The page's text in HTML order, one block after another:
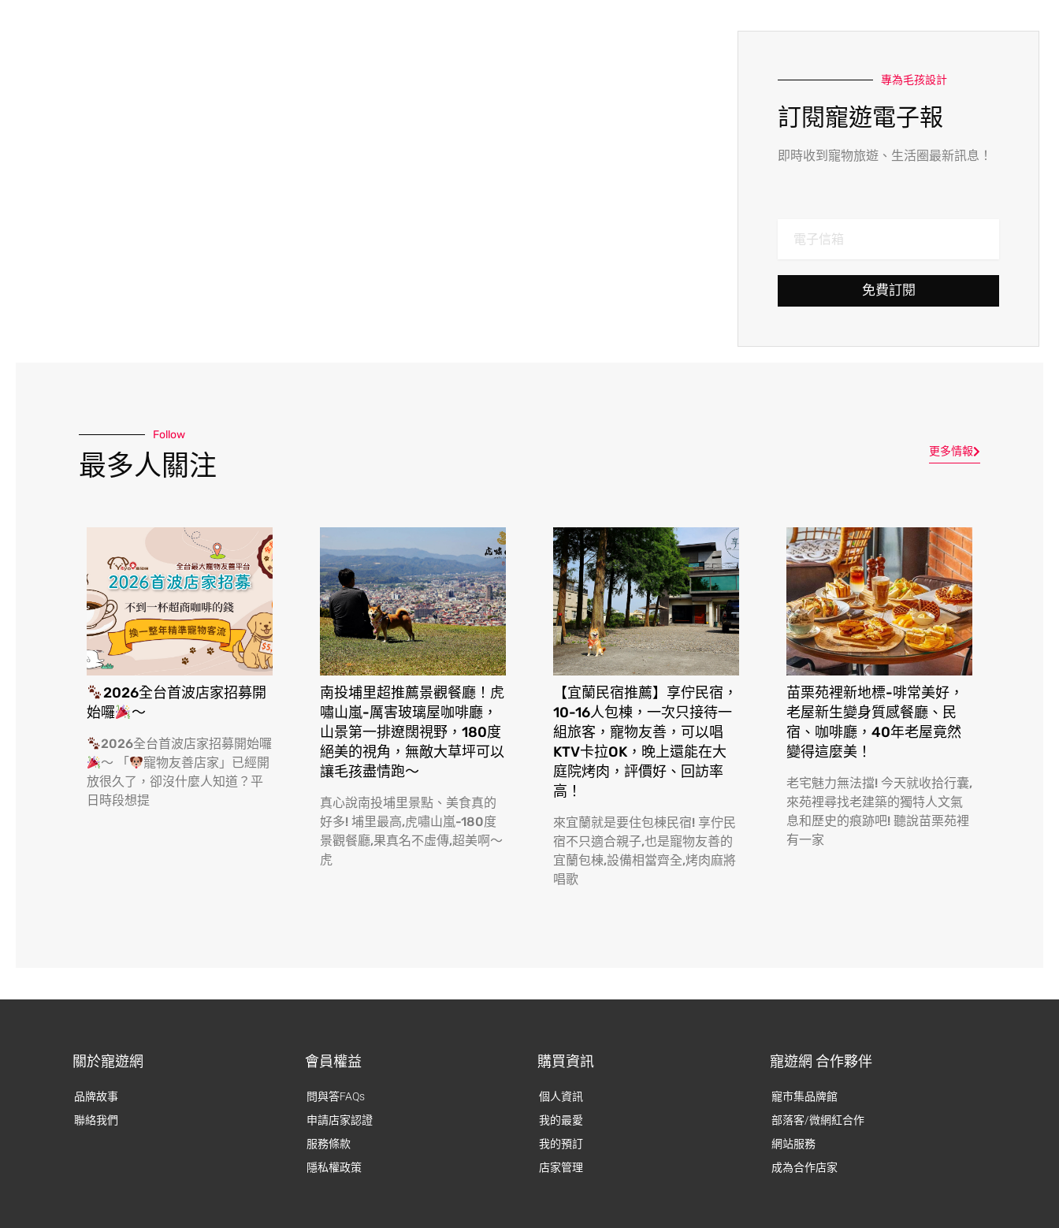
專為毛孩設計
訂閱寵遊電子報
即時收到寵物旅遊、生活圈最新訊息！
免費訂閱
Follow
最多人關注 更多情報
2026全台首波店家招募開
始囉
～
2026全台首波店家招募開始囉
～ 「
寵物友善店家」已經開
放很久了，卻沒什麼人知道？平
日時段想提
南投埔里超推薦景觀餐廳！虎
嘯山嵐-厲害玻璃屋咖啡廳，
山景第一排遼闊視野，180度
絕美的視角，無敵大草坪可以
讓毛孩盡情跑〜
真心說南投埔里景點、美食真的
好多! 埔里最高,虎嘯山嵐-180度
景觀餐廳,果真名不虛傳,超美啊〜
虎
【宜蘭民宿推薦】享佇民宿，
10-16人包棟，一次只接待一
組旅客，寵物友善，可以唱
KTV卡拉OK，晚上還能在大
庭院烤肉，評價好、回訪率
高！
來宜蘭就是要住包棟民宿! 享佇民
宿不只適合親子,也是寵物友善的
宜蘭包棟,設備相當齊全,烤肉麻將
唱歌
苗栗苑裡新地標-啡常美好，
老屋新生變身質感餐廳、民
宿、咖啡廳，40年老屋竟然
變得這麼美！
老宅魅力無法擋! 今天就收拾行囊,
來苑裡尋找老建築的獨特人文氣
息和歷史的痕跡吧! 聽說苗栗苑裡
有一家
關於寵遊網
品牌故事
聯絡我們
會員權益
問與答FAQs
申請店家認證
服務條款
隱私權政策
購買資訊
個人資訊
我的最愛
我的預訂
店家管理
寵遊網 合作夥伴
寵市集品牌館
部落客/微網紅合作
網站服務
成為合作店家